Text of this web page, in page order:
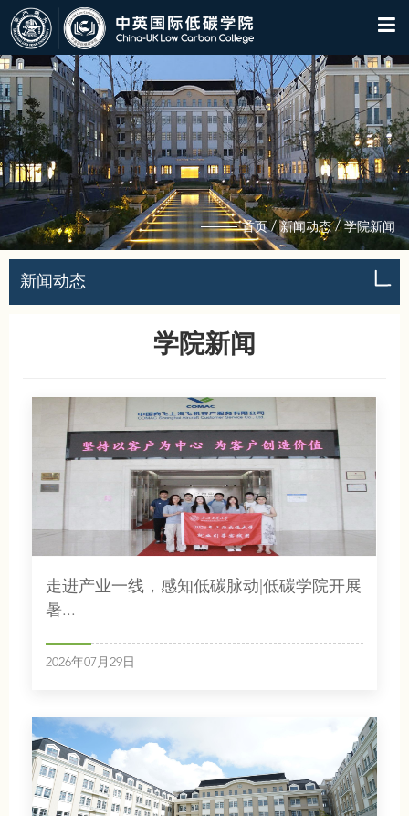
首页/新闻动态/ 学院新闻
新闻动态
学院新闻
走进产业一线，感知低碳脉动|低碳学院开展
暑...
2026年07月29日